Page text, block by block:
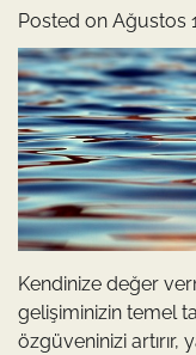
Posted on Ağustos
Kendinize değer
gelişiminizin temel
özgüveninizi artırır,